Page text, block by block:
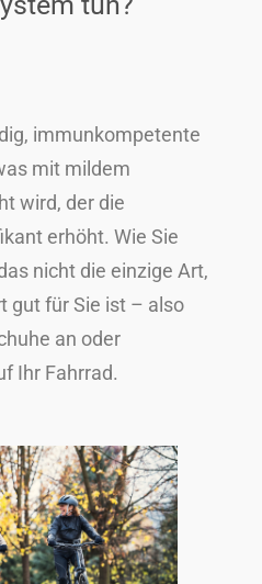
immunkompetente
mit mildem
wird, der die
erhöht. Wie Sie
nicht die einzige Art,
gut für Sie ist – also
an oder
Ihr Fahrrad.